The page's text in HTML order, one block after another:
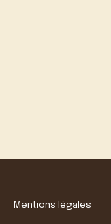
Mentions légales